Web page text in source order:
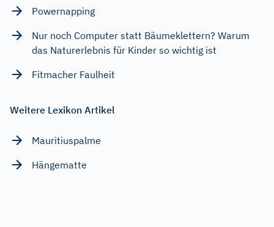
Powernapping
Nur noch Computer statt Bäumeklettern? Warum
das Naturerlebnis für Kinder so wichtig ist
Fitmacher Faulheit
Weitere Lexikon Artikel
Mauritiuspalme
Hängematte